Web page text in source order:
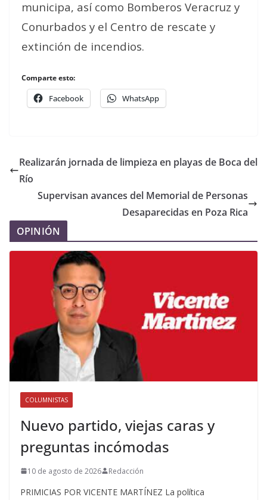
municipa, así como Bomberos Veracruz y
Conurbados y el Centro de rescate y
extinción de incendios.
Comparte esto:
Facebook WhatsApp
Realizarán jornada de limpieza en playas de Boca del
Río
Supervisan avances del Memorial de Personas
Desaparecidas en Poza Rica
OPINIÓN
COLUMNISTAS
Nuevo partido, viejas caras y
preguntas incómodas
10 de agosto de 2026 Redacción
PRIMICIAS POR VICENTE MARTÍNEZ La política